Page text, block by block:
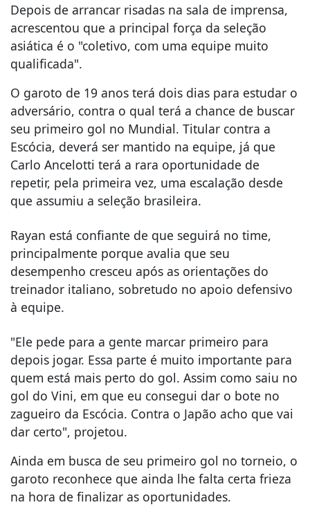
Depois de arrancar risadas na sala de imprensa,
acrescentou que a principal força da seleção
asiática é o "coletivo, com uma equipe muito
qualificada".
O garoto de 19 anos terá dois dias para estudar o
adversário, contra o qual terá a chance de buscar
seu primeiro gol no Mundial. Titular contra a
Escócia, deverá ser mantido na equipe, já que
Carlo Ancelotti terá a rara oportunidade de
repetir, pela primeira vez, uma escalação desde
que assumiu a seleção brasileira.
Rayan está confiante de que seguirá no time,
principalmente porque avalia que seu
desempenho cresceu após as orientações do
treinador italiano, sobretudo no apoio defensivo
à equipe.
"Ele pede para a gente marcar primeiro para
depois jogar. Essa parte é muito importante para
quem está mais perto do gol. Assim como saiu no
gol do Vini, em que eu consegui dar o bote no
zagueiro da Escócia. Contra o Japão acho que vai
dar certo", projetou.
Ainda em busca de seu primeiro gol no torneio, o
garoto reconhece que ainda lhe falta certa frieza
na hora de finalizar as oportunidades.